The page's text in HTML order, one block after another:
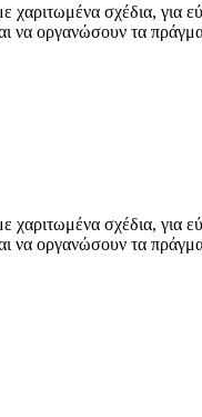
χαριτωμένα σχέδια,
οργανώσουν τα
χαριτωμένα σχέδια,
οργανώσουν τα